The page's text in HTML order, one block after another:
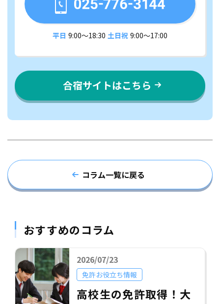
平日 9:00〜18:30 土日祝 9:00〜17:00
合宿サイトはこちら
コラム一覧に戻る
おすすめのコラム
2026/07/23
免許お役立ち情報
高校生の免許取得！大